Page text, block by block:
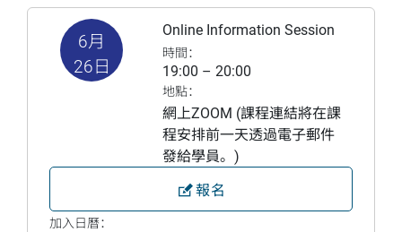
6月
26日
Online Information Session
時間：
19:00 – 20:00
地點：
網上ZOOM (課程連結將在課
程安排前一天透過電子郵件
發給學員。)
報名
加入日曆：